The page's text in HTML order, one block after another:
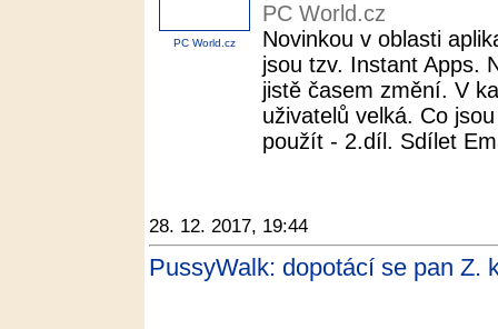
PC World.cz
PC World.cz
Novinkou v oblasti
jsou tzv. Instant Apps.
jistě časem změní. V
uživatelů velká. Co
použít - 2.díl. Sdílet
28. 12. 2017, 19:44
PussyWalk: dopotácí se pan Z.